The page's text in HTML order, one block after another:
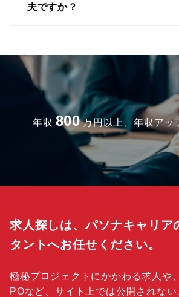
夫ですか？
年収 800 万円以上、年収アッ
求人探しは、パソナキャリア
タントへお任せください。
極秘プロジェクトにかかわる求人や
POなど、サイト上では公開されない